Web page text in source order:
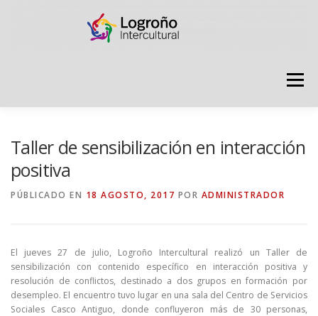
Menú
RECURSOS PUNTO DE ACOGIDA
Taller de sensibilización en interacción
positiva
PÚBLICADO EN 18 AGOSTO, 2017 POR ADMINISTRADOR
El jueves 27 de julio, Logroño Intercultural realizó un Taller de
sensibilización con contenido específico en interacción positiva y
resolución de conflictos, destinado a dos grupos en formación por
desempleo. El encuentro tuvo lugar en una sala del Centro de Servicios
Sociales Casco Antiguo, donde confluyeron más de 30 personas,